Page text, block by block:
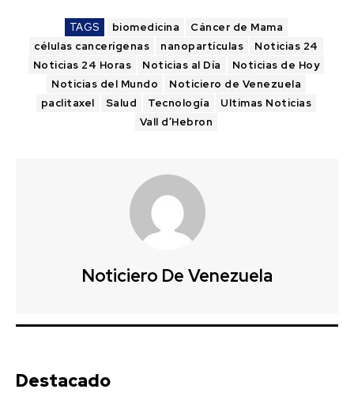
TAGS biomedicina
Cáncer de Mama
células cancerígenas
nanopartículas
Noticias 24
Noticias 24 Horas
Noticias al Día
Noticias de Hoy
Noticias del Mundo
Noticiero de Venezuela
paclitaxel
Salud Tecnología
Ultimas Noticias
Vall d’Hebron
Noticiero De Venezuela
Destacado